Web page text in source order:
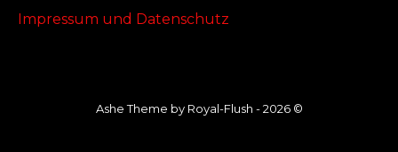
Impressum und Datenschutz
Ashe Theme by Royal-Flush - 2026 ©